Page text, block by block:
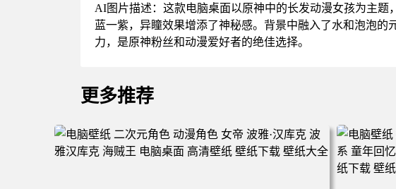
AI图片描述：这款电脑桌面以原神中的长发动漫女孩为主
蓝一紫，异瞳效果增添了神秘感。背景中融入了水和泡泡
力，是原神粉丝和动漫爱好者的绝佳选择。
更多推荐